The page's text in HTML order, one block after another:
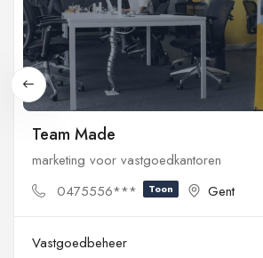
Team Made
marketing voor vastgoedkantoren
0475556***
Toon Gent
Vastgoedbeheer